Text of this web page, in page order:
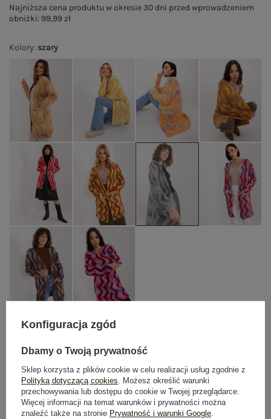
Kolory: szary
Najniższa cena produktu w okresie 30 dni przed wprowadzeniem
obniżki: 99,99 zł
DODAJ DO KOSZYKA
Możesz kupić także poprzez:
Konfiguracja zgód
Dbamy o Twoją prywatność
Sklep korzysta z plików cookie w celu realizacji usług zgodnie z
Polityką dotyczącą cookies. Możesz określić warunki
przechowywania lub dostępu do cookie w Twojej przeglądarce.
Więcej informacji na temat warunków i prywatności można
znaleźć także na stronie Prywatność i warunki Google.